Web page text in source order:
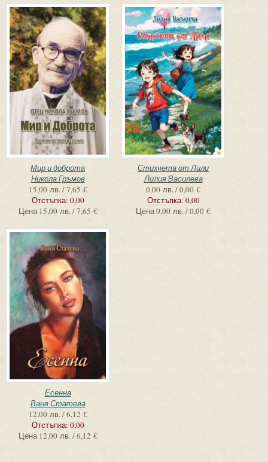
Мир и доброта
Никола Гръмов
15,00 лв. / 7,65 €
Отстъпка: 0,00
Цена 15,00 лв. / 7,65 €
Стихчета от Лили
Лилия Василева
0,00 лв. / 0,00 €
Отстъпка: 0,00
Цена0,00 лв. / 0,00 €
Есенна
Ваня Статева
12,00 лв. / 6,12 €
Отстъпка: 0,00
Цена 12,00 лв. / 6,12 €